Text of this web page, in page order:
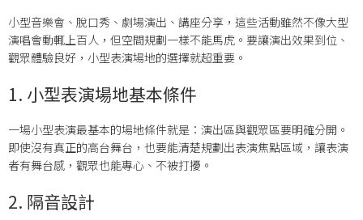
小型音樂會、脫口秀、劇場演出、講座分享，這些活動雖然不像大型
演唱會動輒上百人，但空間規劃一樣不能馬虎。要讓演出效果到位、
觀眾體驗良好，小型表演場地的選擇就超重要。
1. 小型表演場地基本條件
一場小型表演最基本的場地條件就是：演出區與觀眾區要明確分開。
即使沒有真正的高台舞台，也要能清楚規劃出表演焦點區域，讓表演
者有舞台感，觀眾也能專心、不被打擾。
2. 隔音設計